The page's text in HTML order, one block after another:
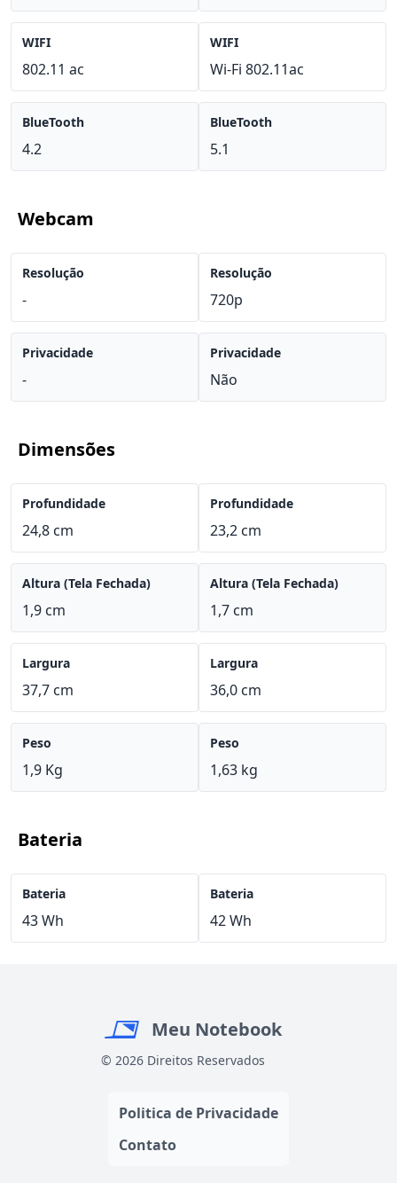
WIFI
802.11 ac
BlueTooth
4.2
WIFI
Wi-Fi 802.11ac
BlueTooth
5.1
Webcam
Resolução
-
Privacidade
-
Resolução
720p
Privacidade
Não
Dimensões
Profundidade
24,8 cm
Altura (Tela Fechada)
1,9 cm
Largura
37,7 cm
Peso
1,9 Kg
Profundidade
23,2 cm
Altura (Tela Fechada)
1,7 cm
Largura
36,0 cm
Peso
1,63 kg
Bateria
Bateria
43 Wh
Bateria
42 Wh
Meu Notebook
© 2026 Direitos Reservados
Politica de Privacidade
Contato